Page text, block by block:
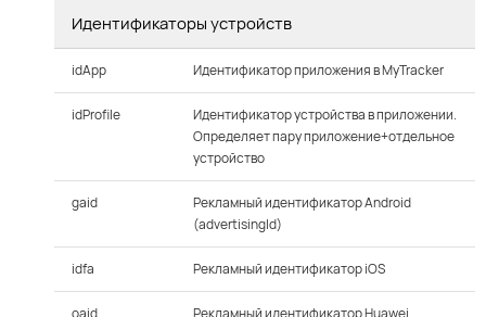
Идентификаторы устройств
idApp Идентификатор приложения в MyTracker
idProfile
Идентификатор устройства в приложении.
Определяет пару приложение+отдельное
устройство
gaid
Рекламный идентификатор Android
(advertisingId)
idfa Рекламный идентификатор iOS
oaid Рекламный идентификатор Huawei